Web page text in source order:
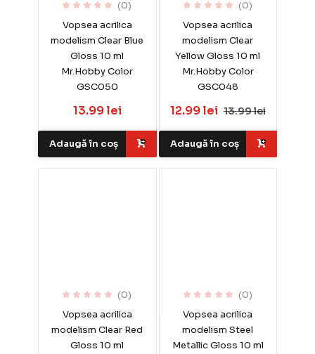
(0)
Vopsea acrilica
modelism Clear Blue
Gloss 10 ml
Mr.Hobby Color
GSC050
13.99 lei
Adaugă în coș
(0)
Vopsea acrilica
modelism Clear
Yellow Gloss 10 ml
Mr.Hobby Color
GSC048
12.99 lei 13.99 lei
Adaugă în coș
(0)
Vopsea acrilica
modelism Clear Red
Gloss 10 ml
(0)
Vopsea acrilica
modelism Steel
Metallic Gloss 10 ml